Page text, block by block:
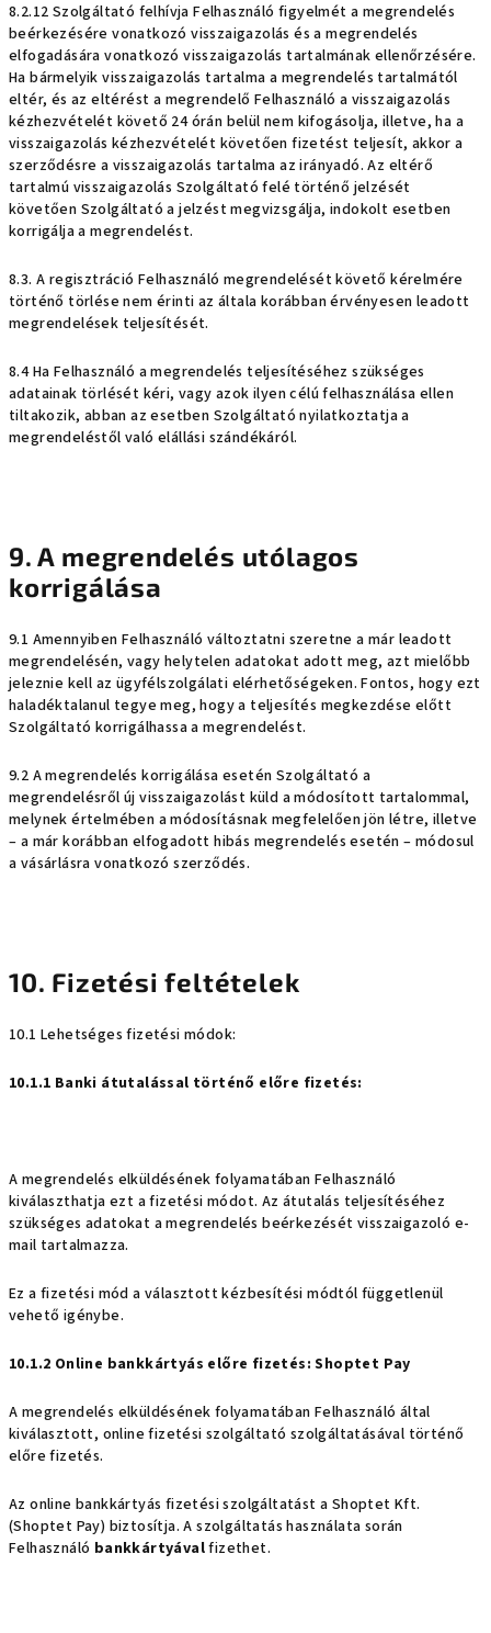
8.2.12 Szolgáltató felhívja Felhasználó figyelmét a megrendelés
beérkezésére vonatkozó visszaigazolás és a megrendelés
elfogadására vonatkozó visszaigazolás tartalmának ellenőrzésére.
Ha bármelyik visszaigazolás tartalma a megrendelés tartalmától
eltér, és az eltérést a megrendelő Felhasználó a visszaigazolás
kézhezvételét követő 24 órán belül nem kifogásolja, illetve, ha a
visszaigazolás kézhezvételét követően fizetést teljesít, akkor a
szerződésre a visszaigazolás tartalma az irányadó. Az eltérő
tartalmú visszaigazolás Szolgáltató felé történő jelzését
követően Szolgáltató a jelzést megvizsgálja, indokolt esetben
korrigálja a megrendelést.
8.3. A regisztráció Felhasználó megrendelését követő kérelmére
történő törlése nem érinti az általa korábban érvényesen leadott
megrendelések teljesítését.
8.4 Ha Felhasználó a megrendelés teljesítéséhez szükséges
adatainak törlését kéri, vagy azok ilyen célú felhasználása ellen
tiltakozik, abban az esetben Szolgáltató nyilatkoztatja a
megrendeléstől való elállási szándékáról.
9. A megrendelés utólagos
korrigálása
9.1 Amennyiben Felhasználó változtatni szeretne a már leadott
megrendelésén, vagy helytelen adatokat adott meg, azt mielőbb
jeleznie kell az ügyfélszolgálati elérhetőségeken. Fontos, hogy ezt
haladéktalanul tegye meg, hogy a teljesítés megkezdése előtt
Szolgáltató korrigálhassa a megrendelést.
9.2 A megrendelés korrigálása esetén Szolgáltató a
megrendelésről új visszaigazolást küld a módosított tartalommal,
melynek értelmében a módosításnak megfelelően jön létre, illetve
– a már korábban elfogadott hibás megrendelés esetén – módosul
a vásárlásra vonatkozó szerződés.
10. Fizetési feltételek
10.1 Lehetséges fizetési módok:
10.1.1 Banki átutalással történő előre fizetés:
A megrendelés elküldésének folyamatában Felhasználó
kiválaszthatja ezt a fizetési módot. Az átutalás teljesítéséhez
szükséges adatokat a megrendelés beérkezését visszaigazoló e-
mail tartalmazza.
Ez a fizetési mód a választott kézbesítési módtól függetlenül
vehető igénybe.
10.1.2 Online bankkártyás előre fizetés: Shoptet Pay
A megrendelés elküldésének folyamatában Felhasználó által
kiválasztott, online fizetési szolgáltató szolgáltatásával történő
előre fizetés.
Az online bankkártyás fizetési szolgáltatást a Shoptet Kft.
(Shoptet Pay) biztosítja. A szolgáltatás használata során
Felhasználó bankkártyávalfizethet.